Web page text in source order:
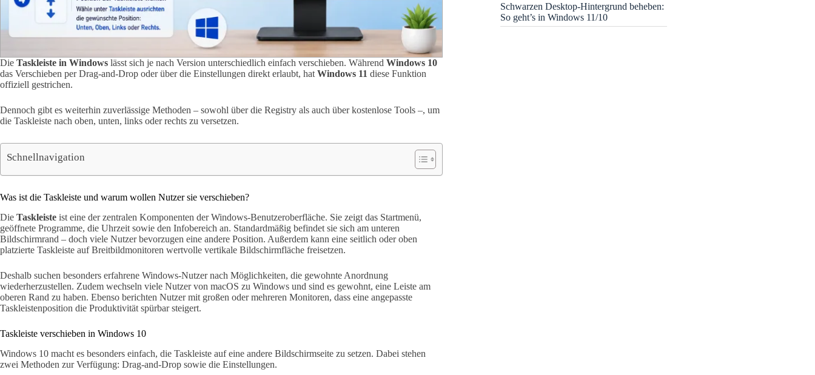
Die Taskleiste in Windows lässt sich je nach Version unterschiedlich einfach verschieben. Während Windows 10
das Verschieben per Drag-and-Drop oder über die Einstellungen direkt erlaubt, hat Windows 11 diese Funktion
offiziell gestrichen.
Dennoch gibt es weiterhin zuverlässige Methoden – sowohl über die Registry als auch über kostenlose Tools –, um
die Taskleiste nach oben, unten, links oder rechts zu versetzen.
Schnellnavigation
Was ist die Taskleiste und warum wollen Nutzer sie verschieben?
Die Taskleiste ist eine der zentralen Komponenten der Windows-Benutzeroberfläche. Sie zeigt das Startmenü,
geöffnete Programme, die Uhrzeit sowie den Infobereich an. Standardmäßig befindet sie sich am unteren
Bildschirmrand – doch viele Nutzer bevorzugen eine andere Position. Außerdem kann eine seitlich oder oben
platzierte Taskleiste auf Breitbildmonitoren wertvolle vertikale Bildschirmfläche freisetzen.
Deshalb suchen besonders erfahrene Windows-Nutzer nach Möglichkeiten, die gewohnte Anordnung
wiederherzustellen. Zudem wechseln viele Nutzer von macOS zu Windows und sind es gewohnt, eine Leiste am
oberen Rand zu haben. Ebenso berichten Nutzer mit großen oder mehreren Monitoren, dass eine angepasste
Taskleistenposition die Produktivität spürbar steigert.
Taskleiste verschieben in Windows 10
Windows 10 macht es besonders einfach, die Taskleiste auf eine andere Bildschirmseite zu setzen. Dabei stehen
zwei Methoden zur Verfügung: Drag-and-Drop sowie die Einstellungen.
Schwarzen Desktop-Hintergrund beheben:
So geht’s in Windows 11/10